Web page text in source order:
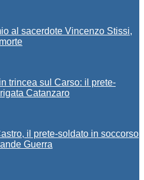
al sacerdote Vincenzo Stissi,
trincea sul Carso: il prete-
Catanzaro
il prete-soldato in soccorso
Guerra